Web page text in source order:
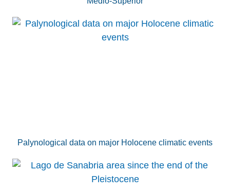
Palynological data on major Holocene climatic events